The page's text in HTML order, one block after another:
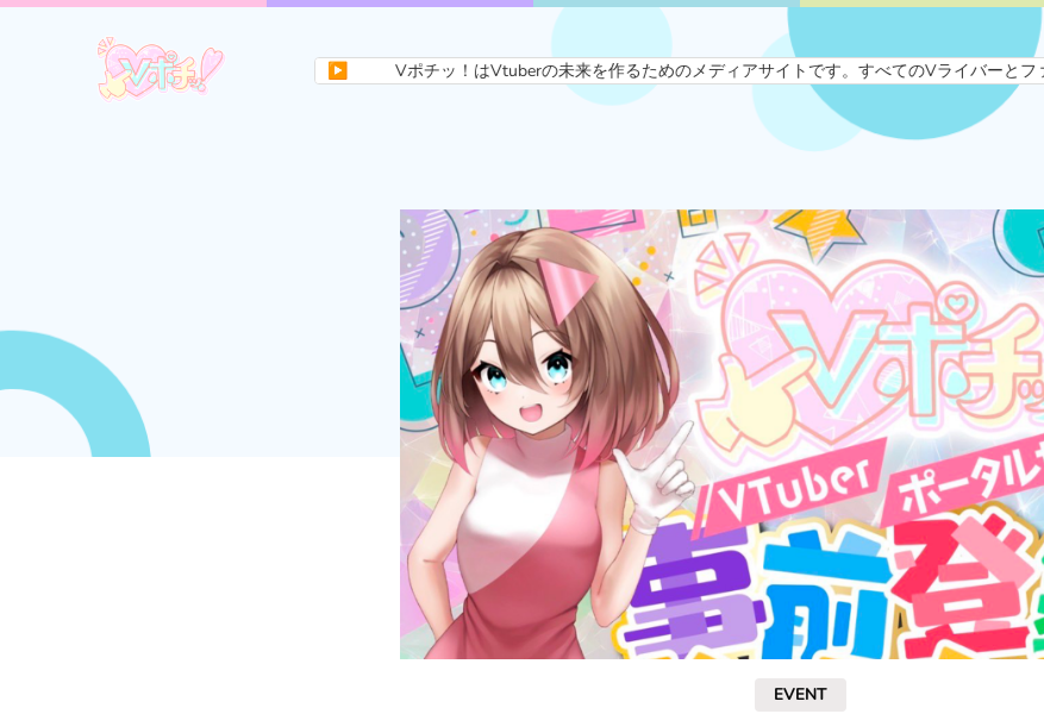
▶
Vポチッ！はVtuberの未来を作るためのメディアサイトです。すべてのVライバーとファンを“
EVENT